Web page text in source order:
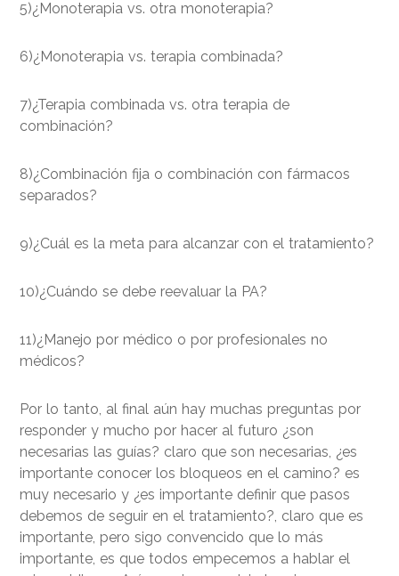
5)¿Monoterapia vs. otra monoterapia?
6)¿Monoterapia vs. terapia combinada?
7)¿Terapia combinada vs. otra terapia de
combinación?
8)¿Combinación fija o combinación con fármacos
separados?
9)¿Cuál es la meta para alcanzar con el tratamiento?
10)¿Cuándo se debe reevaluar la PA?
11)¿Manejo por médico o por profesionales no
médicos?
Por lo tanto, al final aún hay muchas preguntas por
responder y mucho por hacer al futuro ¿son
necesarias las guías? claro que son necesarias, ¿es
importante conocer los bloqueos en el camino? es
muy necesario y ¿es importante definir que pasos
debemos de seguir en el tratamiento?, claro que es
importante, pero sigo convencido que lo más
importante, es que todos empecemos a hablar el